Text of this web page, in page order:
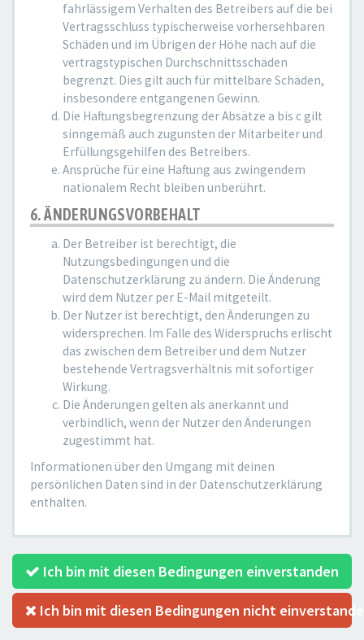
fahrlässigem Verhalten des Betreibers auf die bei
Vertragsschluss typischerweise vorhersehbaren
Schäden und im Übrigen der Höhe nach auf die
vertragstypischen Durchschnittsschäden
begrenzt. Dies gilt auch für mittelbare Schäden,
insbesondere entgangenen Gewinn.
Die Haftungsbegrenzung der Absätze a bis c gilt
sinngemäß auch zugunsten der Mitarbeiter und
Erfüllungsgehilfen des Betreibers.
Ansprüche für eine Haftung aus zwingendem
nationalem Recht bleiben unberührt.
6. ÄNDERUNGSVORBEHALT
Der Betreiber ist berechtigt, die
Nutzungsbedingungen und die
Datenschutzerklärung zu ändern. Die Änderung
wird dem Nutzer per E-Mail mitgeteilt.
Der Nutzer ist berechtigt, den Änderungen zu
widersprechen. Im Falle des Widerspruchs erlischt
das zwischen dem Betreiber und dem Nutzer
bestehende Vertragsverhältnis mit sofortiger
Wirkung.
Die Änderungen gelten als anerkannt und
verbindlich, wenn der Nutzer den Änderungen
zugestimmt hat.
Informationen über den Umgang mit deinen
persönlichen Daten sind in der Datenschutzerklärung
enthalten.
Ich bin mit diesen Bedingungen einverstanden
Ich bin mit diesen Bedingungen nicht